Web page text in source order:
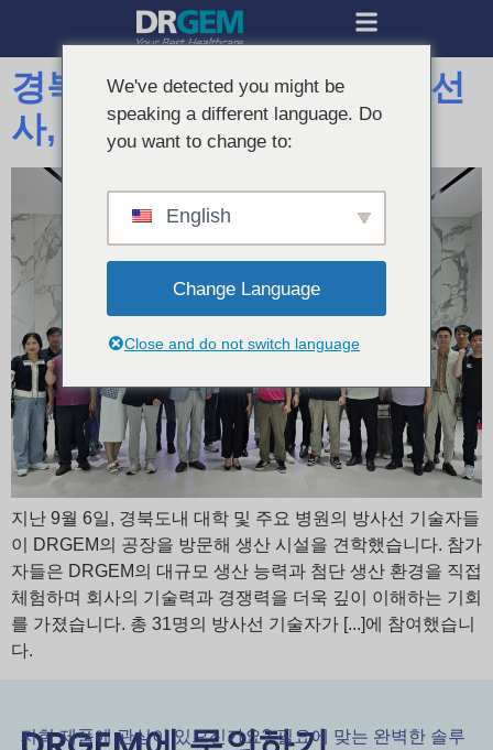
경북도 대학·대형병원 방사선
사, DRGEM 공장 방문
지난 9월 6일, 경북도내 대학 및 주요 병원의 방사선 기술자들
이 DRGEM의 공장을 방문해 생산 시설을 견학했습니다. 참가
자들은 DRGEM의 대규모 생산 능력과 첨단 생산 환경을 직접
체험하며 회사의 기술력과 경쟁력을 더욱 깊이 이해하는 기회
를 가졌습니다. 총 31명의 방사선 기술자가 [...]에 참여했습니
다.
저희 제품에 관심이 있으신가요? 필요에 맞는 완벽한 솔루
We've detected you might be
speaking a different language. Do
you want to change to:
English
Change Language
Close and do not switch language